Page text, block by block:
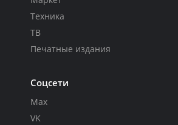
Техника
ТВ
Печатные издания
Соцсети
Max
VK